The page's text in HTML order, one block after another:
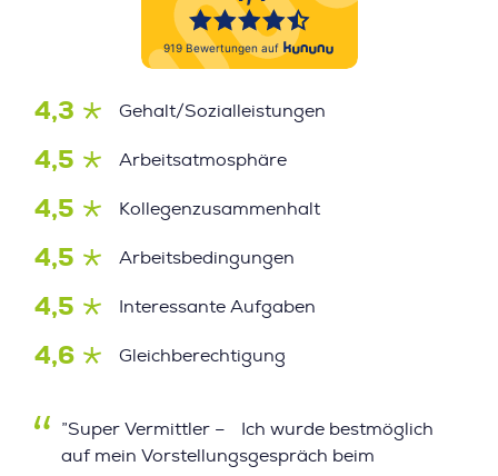
4,3 Gehalt/Sozialleistungen
4,5 Arbeitsatmosphäre
4,5 Kollegenzusammenhalt
4,5 Arbeitsbedingungen
4,5 Interessante Aufgaben
4,6 Gleichberechtigung
”Super Vermittler – Ich wurde bestmöglich
auf mein Vorstellungsgespräch beim